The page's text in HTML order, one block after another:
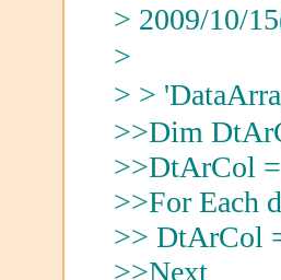
> 2009/10/
>
> >
>>Dim
>>DtArCol
>>For Each
>> DtArCol
>>Next